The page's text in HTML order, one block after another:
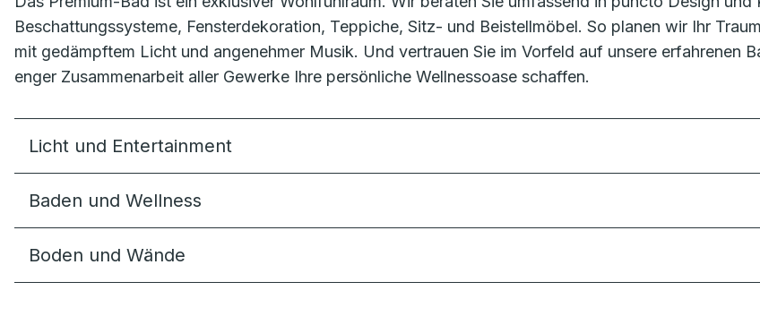
Beschattungssysteme, Fensterdekoration, Teppiche, Sitz- und Beistellmöbel. So planen wir Ihr
mit gedämpftem Licht und angenehmer Musik. Und vertrauen Sie im Vorfeld auf unsere erfahrenen
enger Zusammenarbeit aller Gewerke Ihre persönliche Wellnessoase schaffen.
Licht und Entertainment
Baden und Wellness
Boden und Wände